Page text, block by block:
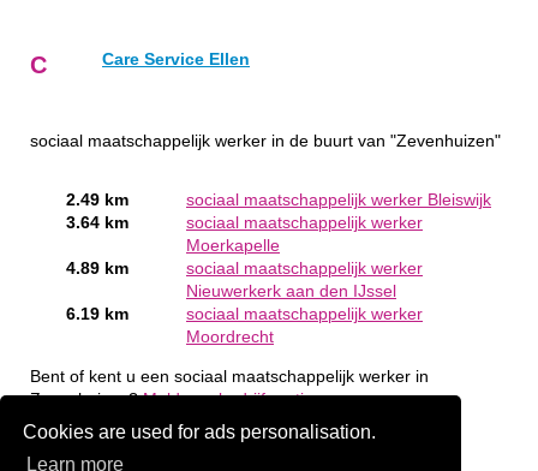
Cookies are used for ads personalisation.
Learn more
C Care Service Ellen
sociaal maatschappelijk werker in de buurt van "Zevenhuizen"
2.49 km
sociaal maatschappelijk werker Bleiswijk
3.64 km
sociaal maatschappelijk werker
Moerkapelle
4.89 km
sociaal maatschappelijk werker
Nieuwerkerk aan den IJssel
6.19 km
sociaal maatschappelijk werker
Moordrecht
Bent of kent u een sociaal maatschappelijk werker in
Zevenhuizen?Meld een bedrijf gratis aan